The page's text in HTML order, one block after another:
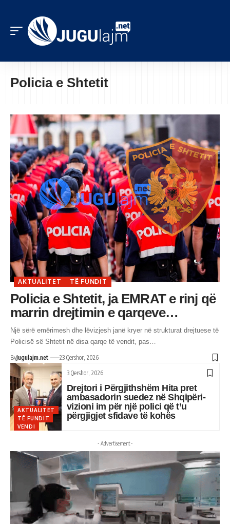
Policia e Shtetit
AKTUALITET TË FUNDIT
Policia e Shtetit, ja EMRAT e rinj që
marrin drejtimin e qarqeve…
Një sërë emërimesh dhe lëvizjesh janë kryer në strukturat drejtuese të
Policisë së Shtetit në disa qarqe të vendit, pas…
ByJugulajm.net
23 Qershor, 2026
3 Qershor, 2026
Drejtori i Përgjithshëm Hita pret
ambasadorin suedez në Shqipëri-
vizioni im për një polici që t’u
përgjigjet sfidave të kohës
AKTUALITET
TË FUNDIT
VENDI
- Advertisement -